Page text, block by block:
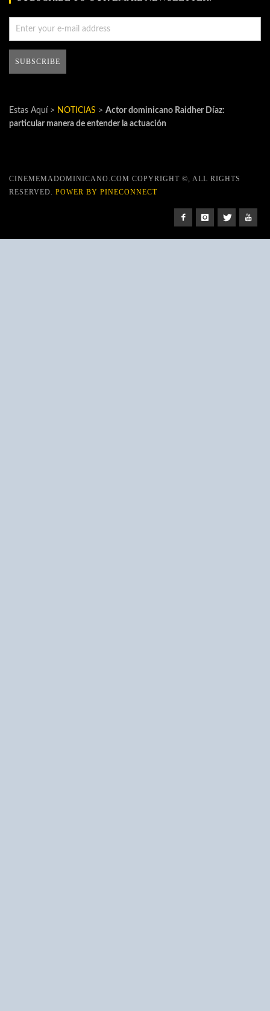
Estas Aquí > NOTICIAS > Actor dominicano Raidher Díaz:
particular manera de entender la actuación
CINEMEMADOMINICANO.COM COPYRIGHT ©, ALL RIGHTS
RESERVED. POWER BY PINECONNECT